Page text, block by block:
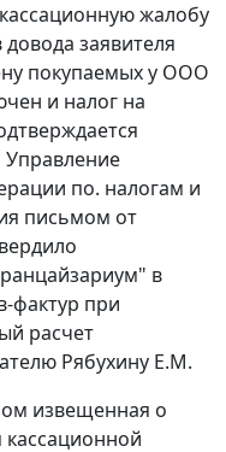
жалобу
заявителя
покупаемых у ООО
и налог на
Управление
по. налогам и
письмом от
в
фактур при
расчет
Рябухину Е.М.
извещенная о